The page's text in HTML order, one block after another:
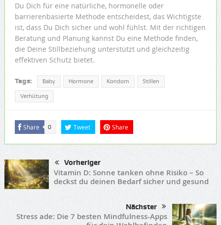
Du Dich für eine natürliche, hormonelle oder
barrierenbasierte Methode entscheidest, das Wichtigste
ist, dass Du Dich sicher und wohl fühlst. Mit der richtigen
Beratung und Planung kannst Du eine Methode finden,
die Deine Stillbeziehung unterstützt und gleichzeitig
effektiven Schutz bietet.
Tags: Baby Hormone Kondom Stillen
Verhütung
Share 0 Tweet Share
Vorheriger
Vitamin D: Sonne tanken ohne Risiko – So
deckst du deinen Bedarf sicher und gesund
Nächster
Stress ade: Die 7 besten Mindfulness-Apps